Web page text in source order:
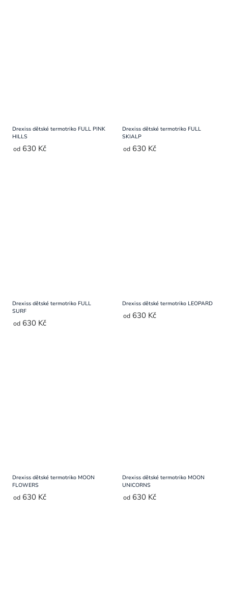
Drexiss dětské termotriko FULL PINK
HILLS
od 630 Kč
Drexiss dětské termotriko FULL
SKIALP
od 630 Kč
Drexiss dětské termotriko FULL
SURF
od 630 Kč
Drexiss dětské termotriko LEOPARD
od 630 Kč
Drexiss dětské termotriko MOON
FLOWERS
od 630 Kč
Drexiss dětské termotriko MOON
UNICORNS
od 630 Kč